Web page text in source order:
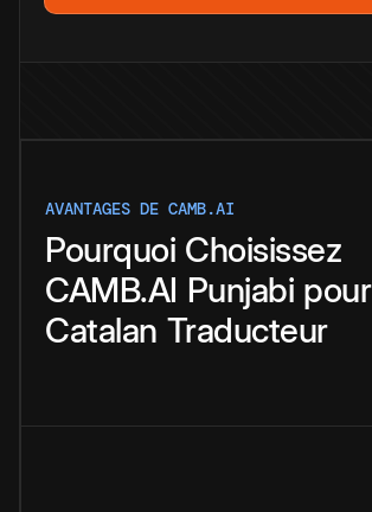
AVANTAGES DE CAMB.AI
Pourquoi Choisissez
CAMB.AI Punjabi pour
Catalan Traducteur